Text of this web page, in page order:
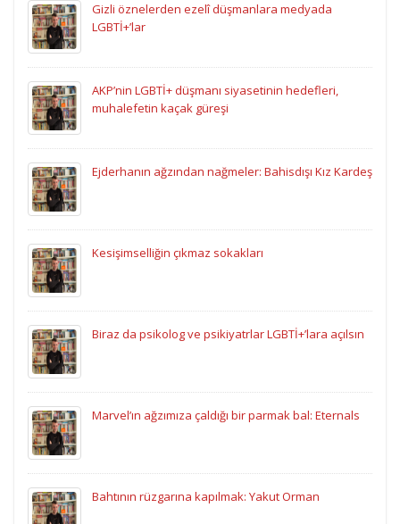
Gizli öznelerden ezelî düşmanlara medyada
LGBTİ+’lar
AKP’nin LGBTİ+ düşmanı siyasetinin hedefleri,
muhalefetin kaçak güreşi
Ejderhanın ağzından nağmeler: Bahisdışı Kız Kardeş
Kesişimselliğin çıkmaz sokakları
Biraz da psikolog ve psikiyatrlar LGBTİ+’lara açılsın
Marvel’ın ağzımıza çaldığı bir parmak bal: Eternals
Bahtının rüzgarına kapılmak: Yakut Orman